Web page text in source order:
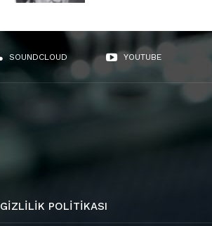
SOUNDCLOUD YOUTUBE
GIZLILIK POLITIKASI